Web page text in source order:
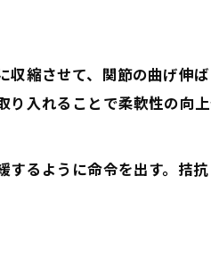
収縮させて、関節の曲げ
入れることで柔軟性の向
するように命令を出す。拮